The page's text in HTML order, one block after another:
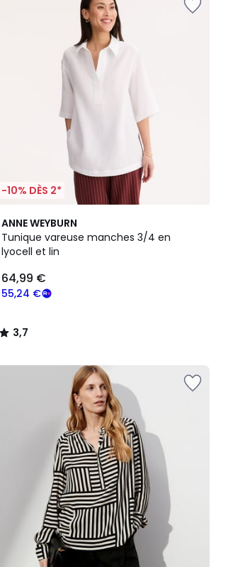
-10% DÈS 2*
ANNE WEYBURN
Tunique vareuse manches 3/4 en
lyocell et lin
55,24 €
64,99 €
3,7
/ 5
3,7
/